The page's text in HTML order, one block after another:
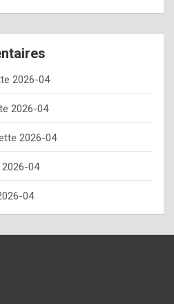
o
w
o
t
e
n
y
o
u
s
h
2026-04
2026-04
2026-04
2026-04
04